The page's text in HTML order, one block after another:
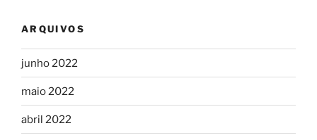
ARQUIVOS
junho 2022
maio 2022
abril 2022